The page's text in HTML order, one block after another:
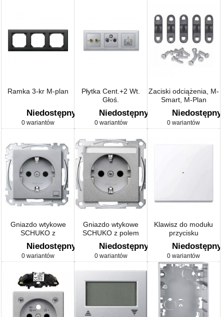
Ramka 3-kr M-plan
Niedostępny
0 wariantów
Płytka Cent.+2 Wt.
Głoś.
Niedostępny
0 wariantów
Zaciski odciążenia, M-
Smart, M-Plan
Niedostępny
0 wariantów
Gniazdo wtykowe
SCHUKO z
oznaczeniem Sys M
Niedostępny
0 wariantów
Gniazdo wtykowe
SCHUKO z polem
opisowym Sys M
Niedostępny
0 wariantów
Klawisz do modułu
przycisku
pojedynczego, biały
active, połysk, system
M
Niedostępny
0 wariantów